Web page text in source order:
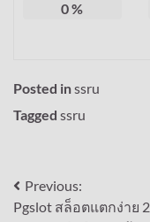
0%
Posted inssru
Tagged ssru
แนะแนว
Previous:
Pgslot สล็อตแตกง่าย